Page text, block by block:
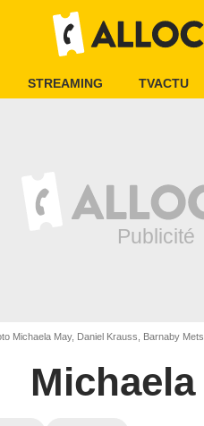
STREAMING TVACTU
Michaela May, Daniel Krauss, Barnaby